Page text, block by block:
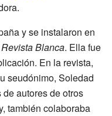
y se instalaron en
Blanca. Ella fue
En la revista,
seudónimo, Soledad
autores de otros
también colaboraba